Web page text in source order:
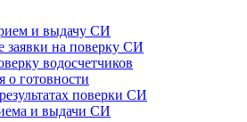
и выдачу СИ
заявки на поверку СИ
водосчетчиков
готовности
поверки СИ
и выдачи СИ